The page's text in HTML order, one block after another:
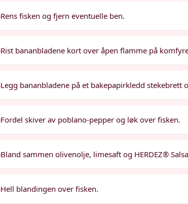
Rens fisken og fjern eventuelle ben.
Rist bananbladene kort over åpen flamme på
Legg bananbladene på et bakepapirkledd stekebrett
Fordel skiver av poblano-pepper og løk over fisken.
Bland sammen olivenolje, limesaft og HERDEZ®
Hell blandingen over fisken.